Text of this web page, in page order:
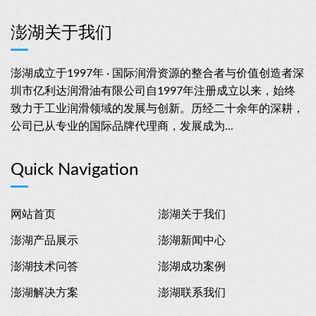
澎湖关于我们
澎湖成立于1997年 · 国际润滑资源的整合者与价值创造者深
圳市亿利达润滑油有限公司自1997年注册成立以来，始终
致力于工业润滑领域的发展与创新。历经二十余年的深耕，
公司已从专业的国际品牌代理商，发展成为...
Quick Navigation
网站首页 澎湖关于我们
澎湖产品展示 澎湖新闻中心
澎湖技术问答 澎湖成功案例
澎湖解决方案 澎湖联系我们